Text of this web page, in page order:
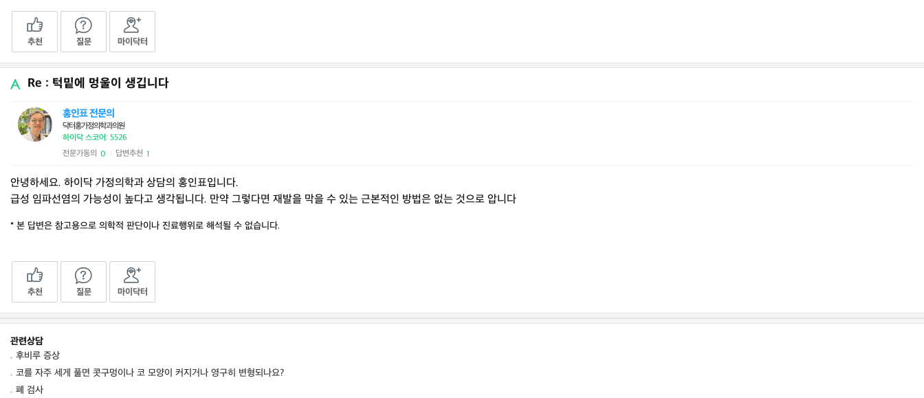
추천 질문 마이닥터
Re : 턱밑에 멍울이 생깁니다
홍인표 전문의
닥터홍가정의학과의원
하이닥 스코어: 5526
전문가동의 0 답변추천 1
안녕하세요. 하이닥 가정의학과 상담의 홍인표입니다.
급성 임파선염의 가능성이 높다고 생각됩니다. 만약 그렇다면 재발을 막을 수 있는 근본적인 방법은 없는 것으로 압니다
* 본 답변은 참고용으로 의학적 판단이나 진료행위로 해석될 수 없습니다.
추천 질문 마이닥터
관련상담
후비루 증상
코를 자주 세게 풀면 콧구멍이나 코 모양이 커지거나 영구히 변형되나요?
폐 검사